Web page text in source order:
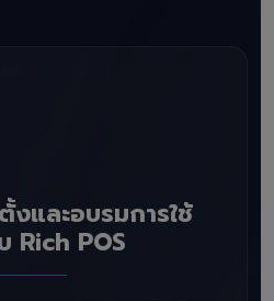
และอบรมการใช้
Rich POS